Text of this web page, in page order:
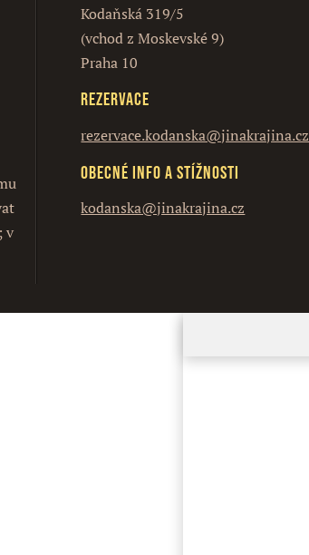
v
Kodaňská 319/5
(vchod z Moskevské 9)
Praha 10
Rezervace
rezervace.kodanska@jinakrajina.cz
Obecné info a stížnosti
kodanska@jinakrajina.cz